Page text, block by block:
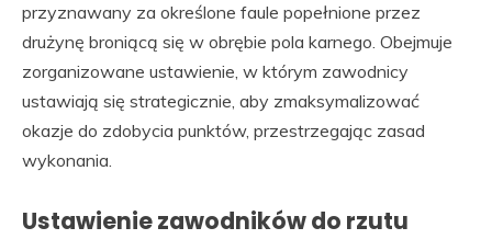
przyznawany za określone faule popełnione przez
drużynę broniącą się w obrębie pola karnego. Obejmuje
zorganizowane ustawienie, w którym zawodnicy
ustawiają się strategicznie, aby zmaksymalizować
okazje do zdobycia punktów, przestrzegając zasad
wykonania.
Ustawienie zawodników do rzutu